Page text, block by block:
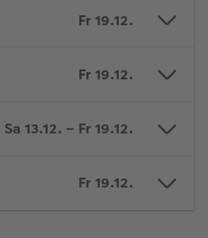
Fr 19.12.
Fr 19.12.
Sa 13.12. – Fr 19.12.
Fr 19.12.